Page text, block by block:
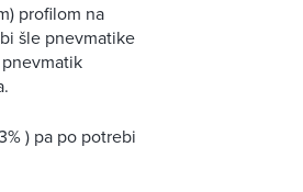
profilom na
šle pnevmatike
) pa po potrebi